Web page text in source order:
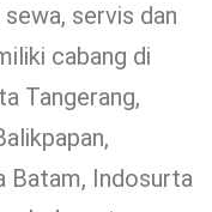
servis dan
cabang di
Tangerang,
Batam, Indosurta